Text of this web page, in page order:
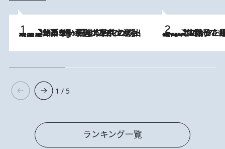
6 Hours Ago
【間違いのない王道・東京土産】資生堂パーラー 銀座本店でのみ出会える銘菓5選《極上プディング・濃厚チーズケーキ・ボンボンショコラほか》 2026.8.5
【阿川佐和子さんの年とる力】なぜ70代で始めた趣味は“こんなに楽しい”のか？ ピアノ、俳句…スランプに陥っても続けられる“ある秘訣”とは
1 / 5
ランキング一覧